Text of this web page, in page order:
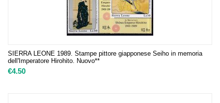
SIERRA LEONE 1989. Stampe pittore giapponese Seiho in memoria
dell'Imperatore Hirohito. Nuovo**
€4.50